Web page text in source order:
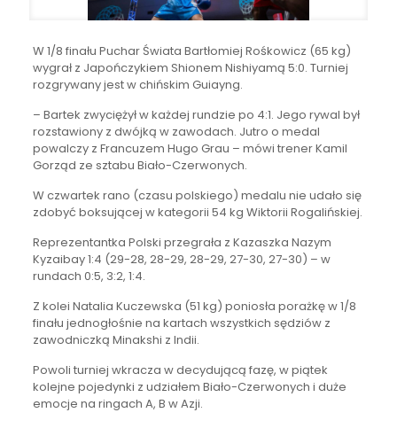
W 1/8 finału Puchar Świata Bartłomiej Rośkowicz (65 kg)
wygrał z Japończykiem Shionem Nishiyamą 5:0. Turniej
rozgrywany jest w chińskim Guiayng.
– Bartek zwyciężył w każdej rundzie po 4:1. Jego rywal był
rozstawiony z dwójką w zawodach. Jutro o medal
powalczy z Francuzem Hugo Grau – mówi trener Kamil
Gorząd ze sztabu Biało-Czerwonych.
W czwartek rano (czasu polskiego) medalu nie udało się
zdobyć boksującej w kategorii 54 kg Wiktorii Rogalińskiej.
Reprezentantka Polski przegrała z Kazaszka Nazym
Kyzaibay 1:4 (29-28, 28-29, 28-29, 27-30, 27-30) – w
rundach 0:5, 3:2, 1:4.
Z kolei Natalia Kuczewska (51 kg) poniosła porażkę w 1/8
finału jednogłośnie na kartach wszystkich sędziów z
zawodniczką Minakshi z Indii.
Powoli turniej wkracza w decydującą fazę, w piątek
kolejne pojedynki z udziałem Biało-Czerwonych i duże
emocje na ringach A, B w Azji.